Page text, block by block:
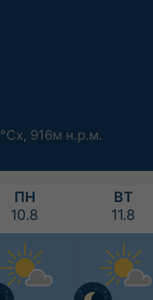
916м н.р.м.
ПН
10.8
ВТ
11.8